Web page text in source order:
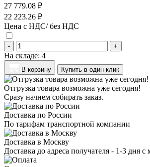
27 779.08 ₽
22 223.26 ₽
Цена с НДС/ без НДС
- +
На складе: 4
В корзину Купить в один клик
Отгрузка товара возможна уже сегодня!
Сразу начнем собирать заказ.
Доставка по России
По тарифам транспортной компании
Доставка в Москву
Доставка до адреса получателя - 1-3 дня с